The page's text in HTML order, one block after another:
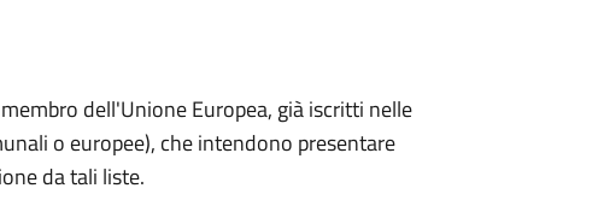
dell'Unione Europea, già iscritti nelle
o europee), che intendono presentare
da tali liste.